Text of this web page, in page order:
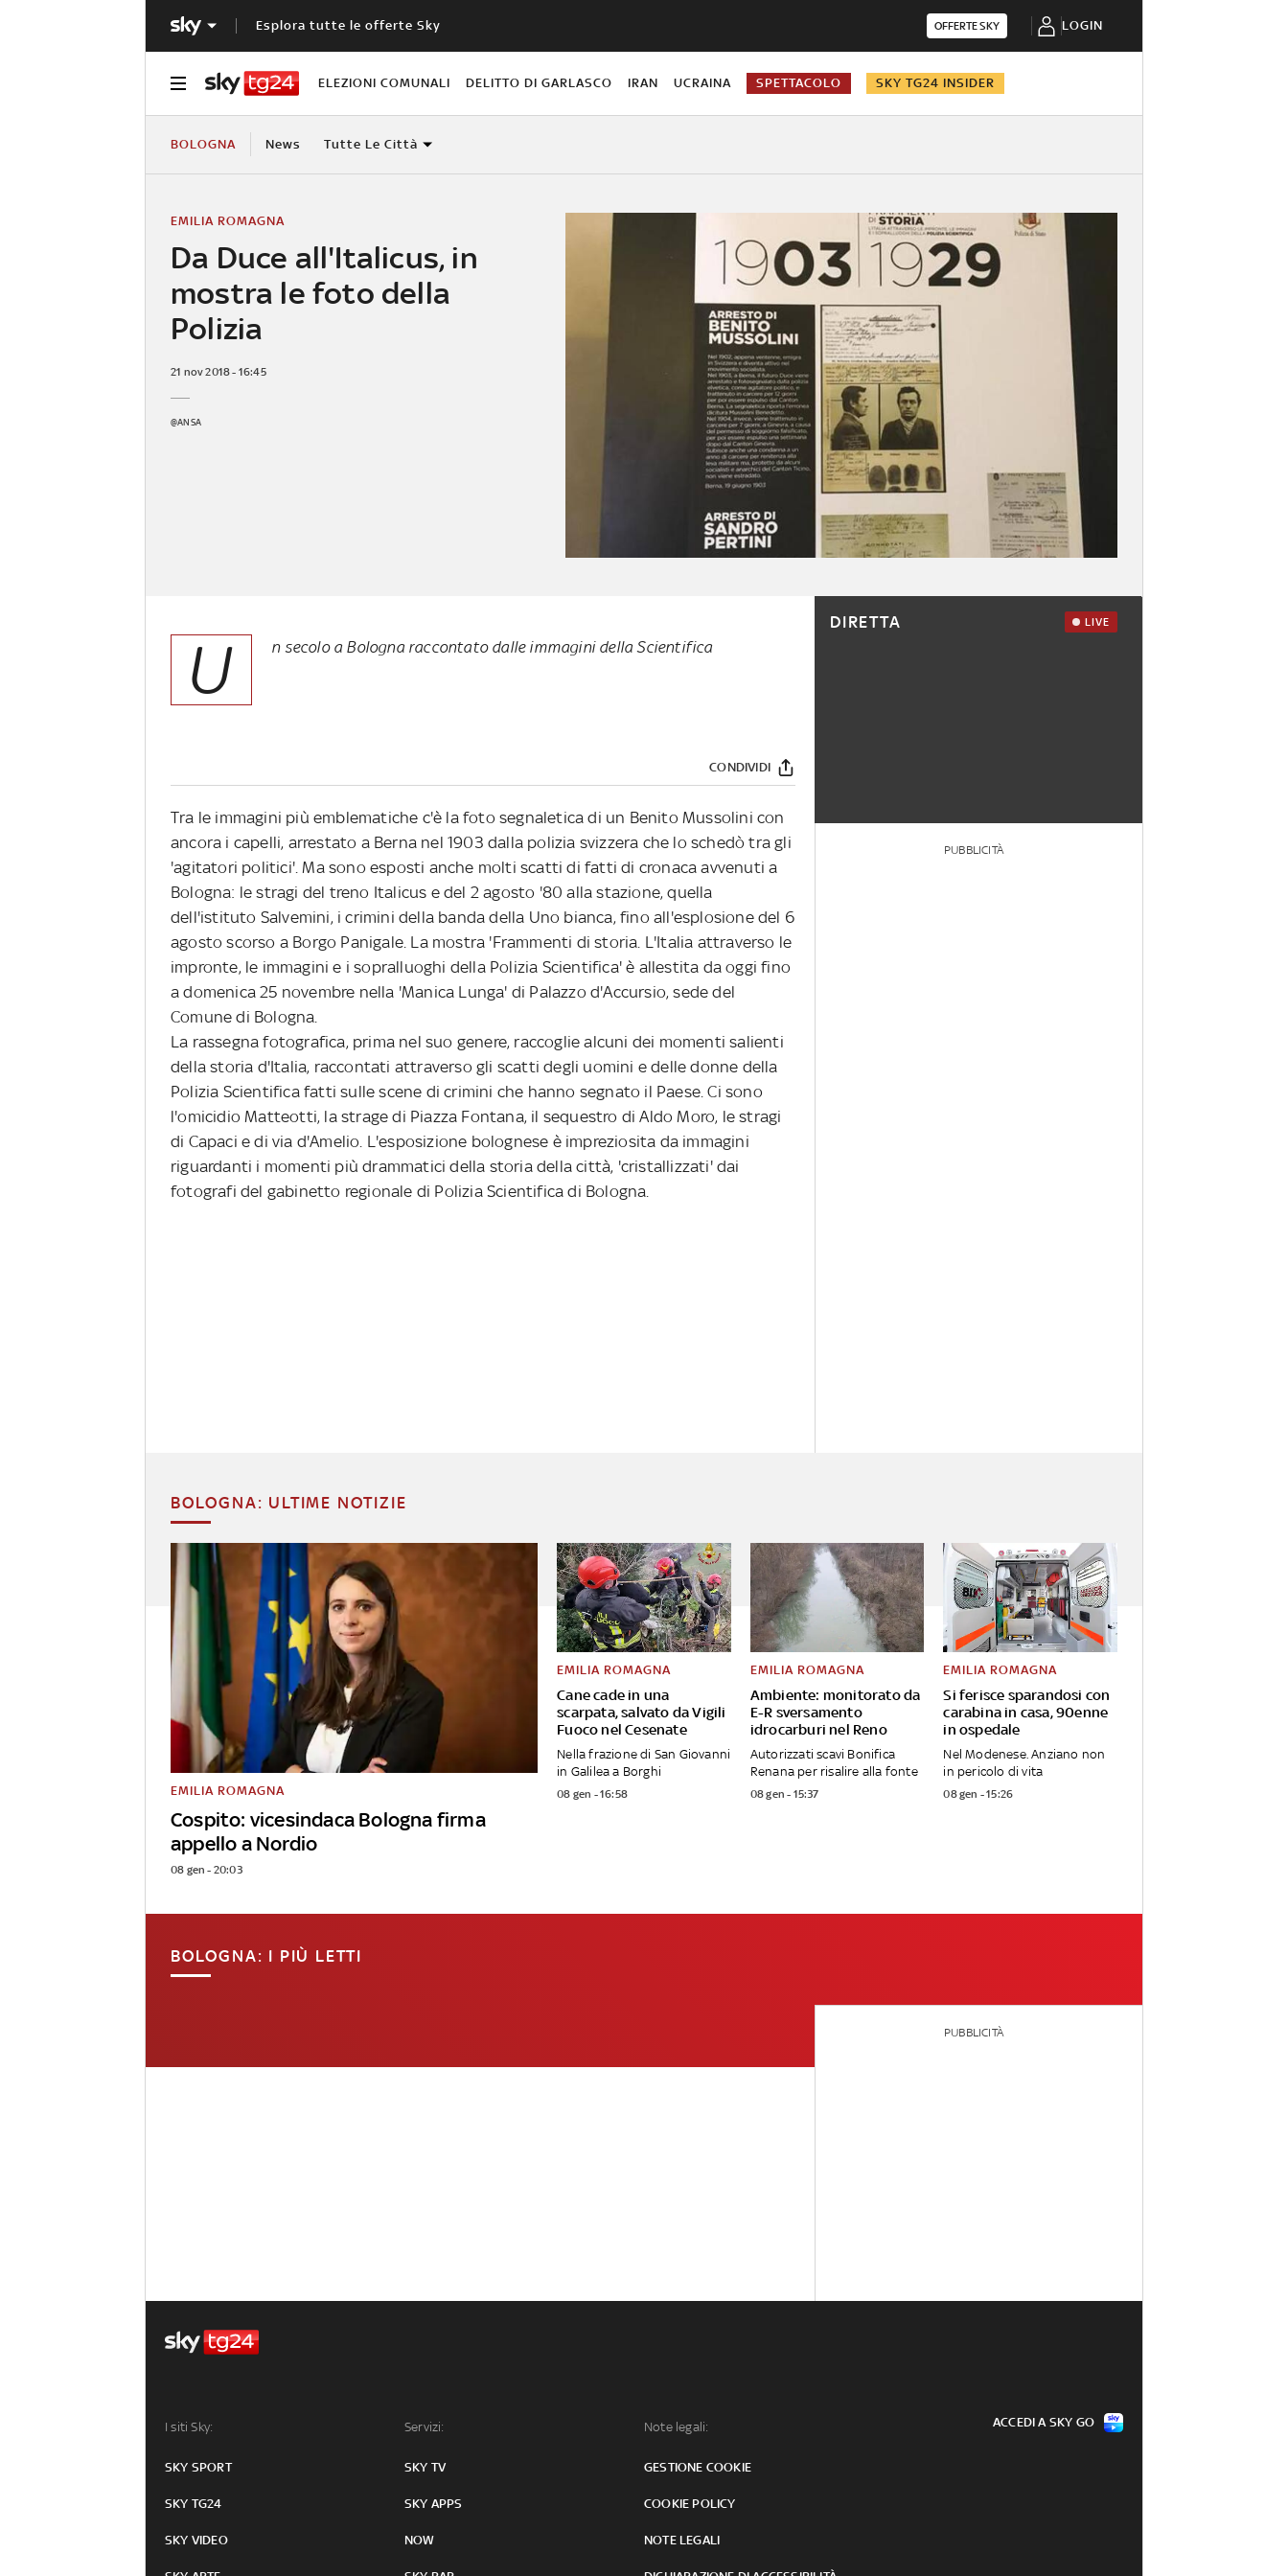
Esplora tutte le offerte Sky OFFERTE SKY LOGIN
ELEZIONI COMUNALI DELITTO DI GARLASCO IRAN UCRAINA SPETTACOLO SKY TG24 INSIDER
BOLOGNA News Tutte Le Città
Da Duce all'Italicus, in
mostra le foto della
Polizia
EMILIA ROMAGNA
21 nov 2018 - 16:45
@ANSA
U n secolo a Bologna raccontato dalle immagini della Scientifica
CONDIVIDI
Tra le immagini più emblematiche c'è la foto segnaletica di un Benito Mussolini con
ancora i capelli, arrestato a Berna nel 1903 dalla polizia svizzera che lo schedò tra gli
'agitatori politici'. Ma sono esposti anche molti scatti di fatti di cronaca avvenuti a
Bologna: le stragi del treno Italicus e del 2 agosto '80 alla stazione, quella
dell'istituto Salvemini, i crimini della banda della Uno bianca, fino all'esplosione del 6
agosto scorso a Borgo Panigale. La mostra 'Frammenti di storia. L'Italia attraverso le
impronte, le immagini e i sopralluoghi della Polizia Scientifica' è allestita da oggi fino
a domenica 25 novembre nella 'Manica Lunga' di Palazzo d'Accursio, sede del
Comune di Bologna.
La rassegna fotografica, prima nel suo genere, raccoglie alcuni dei momenti salienti
della storia d'Italia, raccontati attraverso gli scatti degli uomini e delle donne della
Polizia Scientifica fatti sulle scene di crimini che hanno segnato il Paese. Ci sono
l'omicidio Matteotti, la strage di Piazza Fontana, il sequestro di Aldo Moro, le stragi
di Capaci e di via d'Amelio. L'esposizione bolognese è impreziosita da immagini
riguardanti i momenti più drammatici della storia della città, 'cristallizzati' dai
fotografi del gabinetto regionale di Polizia Scientifica di Bologna.
DIRETTA LIVE
PUBBLICITÀ
BOLOGNA: ULTIME NOTIZIE
Cospito: vicesindaca Bologna firma
appello a Nordio
EMILIA ROMAGNA
08 gen - 20:03
Cane cade in una
scarpata, salvato da Vigili
Fuoco nel Cesenate
EMILIA ROMAGNA
Nella frazione di San Giovanni
in Galilea a Borghi
08 gen - 16:58
Ambiente: monitorato da
E-R sversamento
idrocarburi nel Reno
EMILIA ROMAGNA
Autorizzati scavi Bonifica
Renana per risalire alla fonte
08 gen - 15:37
Si ferisce sparandosi con
carabina in casa, 90enne
in ospedale
EMILIA ROMAGNA
Nel Modenese. Anziano non
in pericolo di vita
08 gen - 15:26
BOLOGNA: I PIÙ LETTI
PUBBLICITÀ
I siti Sky:
SKY SPORT
SKY TG24
SKY VIDEO
Servizi:
SKY TV
SKY APPS
NOW
Note legali:
GESTIONE COOKIE
COOKIE POLICY
NOTE LEGALI
ACCEDI A SKY GO